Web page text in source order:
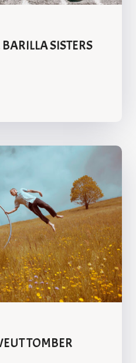
SISTERS
TOMBER